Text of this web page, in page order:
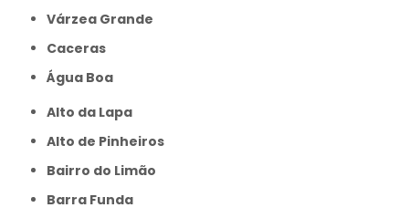
Várzea Grande
caceras
Água Boa
Alto da Lapa
Alto de Pinheiros
Bairro do Limão
Barra Funda